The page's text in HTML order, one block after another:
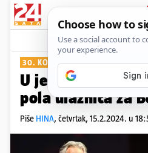
Show
30. KOLOVOZA
U jedan dan
pola ulaznica za
Piše HINA, četvrtak, 15.2.2024. u